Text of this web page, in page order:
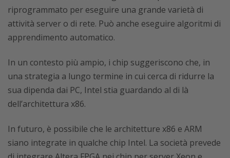
riprogrammato per eseguire una grande varietà di
attività server o di rete. Può anche eseguire algoritmi di
apprendimento automatico.
In un contesto più ampio, i chip suggeriscono che, in
una strategia a lungo termine in cui cerca di ridurre la
sua dipenda dai PC, Intel stia guardando al di là
dell’architettura x86.
In futuro, è possibile che le architetture x86 e ARM
siano integrate in qualche chip Intel. La società prevede